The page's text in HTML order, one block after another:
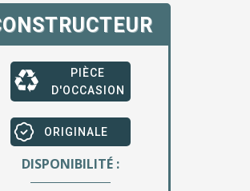
PIÈCE
D'OCCASION
ORIGINALE
DISPONIBILITÉ :